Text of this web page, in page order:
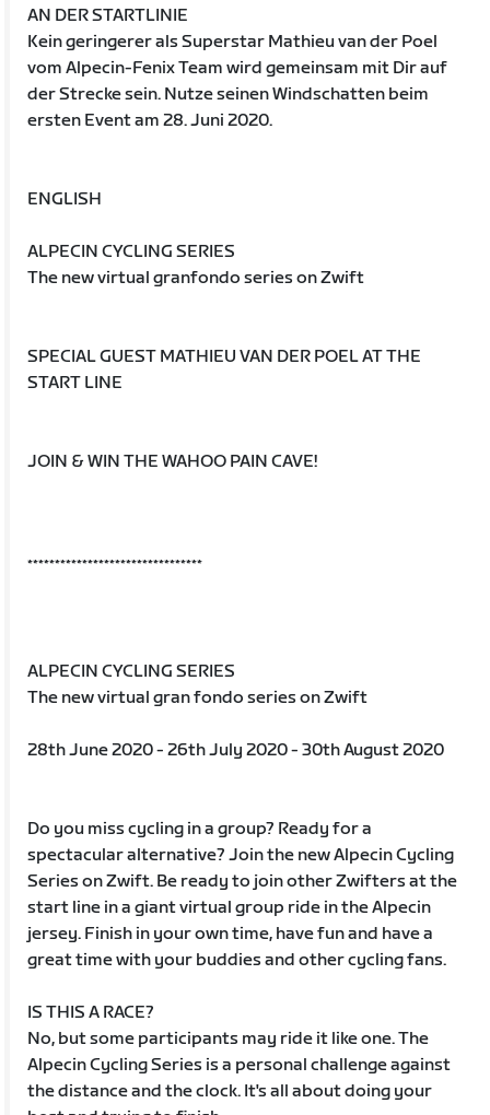
AN DER STARTLINIE
Kein geringerer als Superstar Mathieu van der Poel
vom Alpecin-Fenix Team wird gemeinsam mit Dir auf
der Strecke sein. Nutze seinen Windschatten beim
ersten Event am 28. Juni 2020.
ENGLISH
ALPECIN CYCLING SERIES
The new virtual granfondo series on Zwift
SPECIAL GUEST MATHIEU VAN DER POEL AT THE
START LINE
JOIN & WIN THE WAHOO PAIN CAVE!
********************************
ALPECIN CYCLING SERIES
The new virtual gran fondo series on Zwift
28th June 2020 - 26th July 2020 - 30th August 2020
Do you miss cycling in a group? Ready for a
spectacular alternative? Join the new Alpecin Cycling
Series on Zwift. Be ready to join other Zwifters at the
start line in a giant virtual group ride in the Alpecin
jersey. Finish in your own time, have fun and have a
great time with your buddies and other cycling fans.
IS THIS A RACE?
No, but some participants may ride it like one. The
Alpecin Cycling Series is a personal challenge against
the distance and the clock. It's all about doing your